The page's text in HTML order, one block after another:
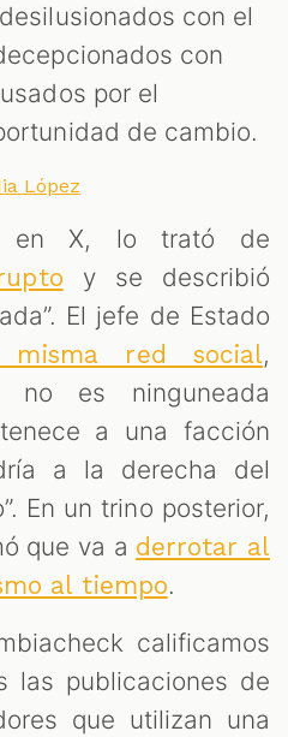
con el
con
por el
de cambio.
López
en X, lo trató de
y se describió
El jefe de Estado
red social,
no es ninguneada
a una facción
a la derecha del
En un trino posterior,
que va a derrotar al
al tiempo.
calificamos
las publicaciones de
que utilizan una